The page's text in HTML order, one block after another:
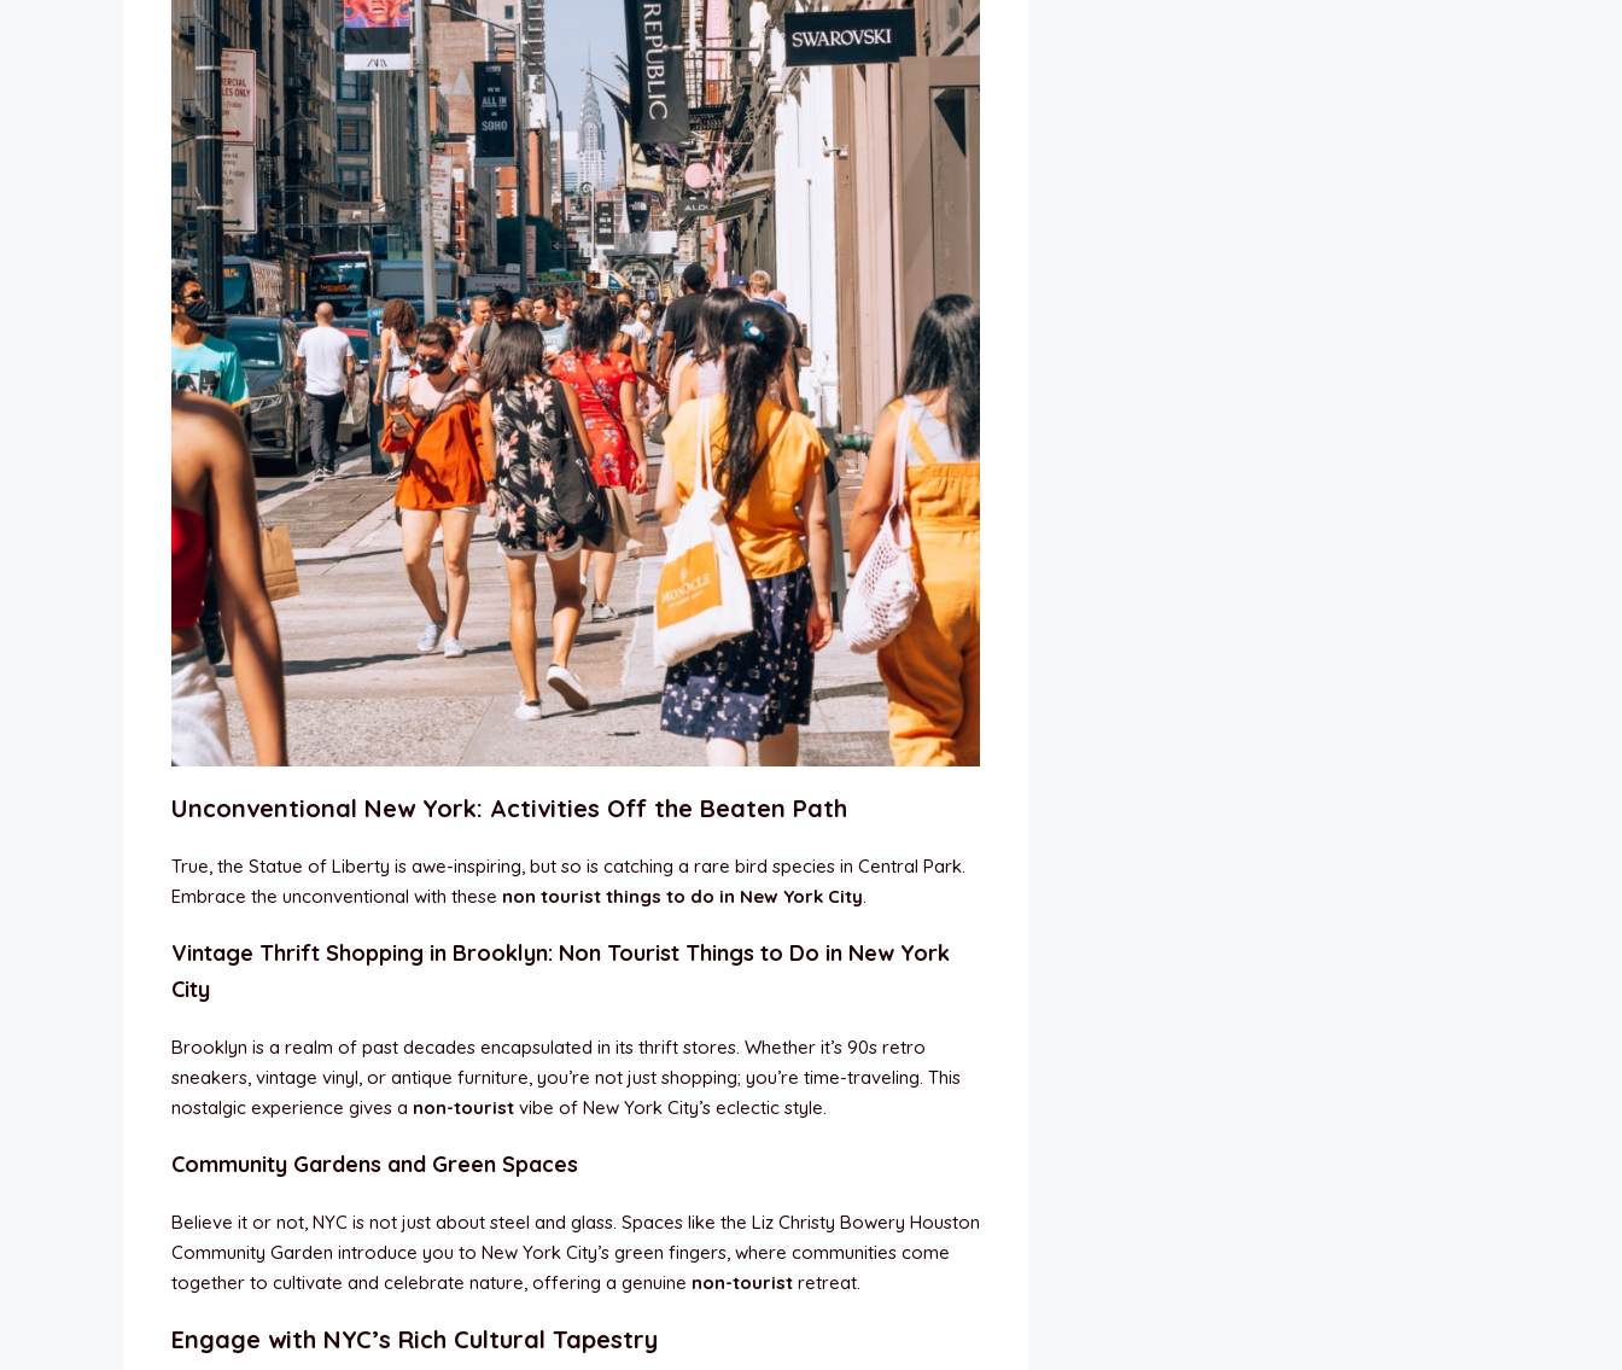
Unconventional New York: Activities Off the Beaten Path
True, the Statue of Liberty is awe-inspiring, but so is catching a rare bird species in Central Park.
Embrace the unconventional with these non tourist things to do in New York City.
Vintage Thrift Shopping in Brooklyn: Non Tourist Things to Do in New York
City
Brooklyn is a realm of past decades encapsulated in its thrift stores. Whether it’s 90s retro
sneakers, vintage vinyl, or antique furniture, you’re not just shopping; you’re time-traveling. This
nostalgic experience gives a non-tourist vibe of New York City’s eclectic style.
Community Gardens and Green Spaces
Believe it or not, NYC is not just about steel and glass. Spaces like the Liz Christy Bowery Houston
Community Garden introduce you to New York City’s green fingers, where communities come
together to cultivate and celebrate nature, offering a genuine non-tourist retreat.
Engage with NYC’s Rich Cultural Tapestry